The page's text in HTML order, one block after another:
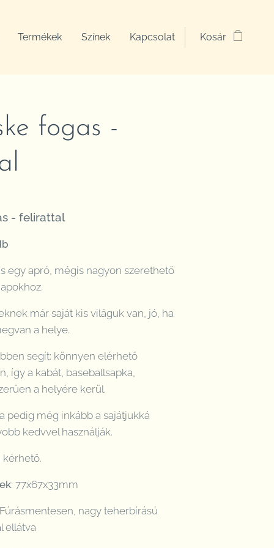
Termékek Színek Kapcsolat Kosár
fogas -
- felirattal
egy apró, mégis nagyon szerethető
már saját kis világuk van, jó, ha
a helye.
segít: könnyen elérhető
így a kabát, baseballsapka,
a helyére kerül.
pedig még inkább a sajátjukká
kedvvel használják.
kérhető.
: 77x67x33mm
Fúrásmentesen, nagy teherbírású
ellátva